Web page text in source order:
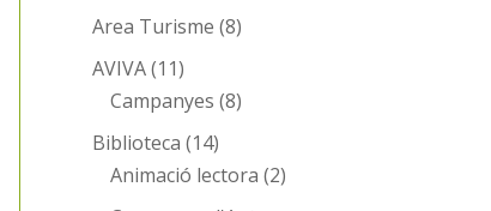
Area Turisme (8)
AVIVA(11)
Campanyes (8)
Biblioteca (14)
Animació lectora (2)